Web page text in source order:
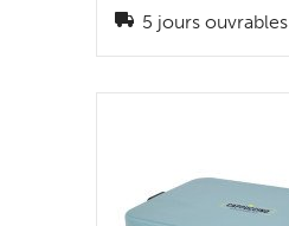
5 jours ouvrables